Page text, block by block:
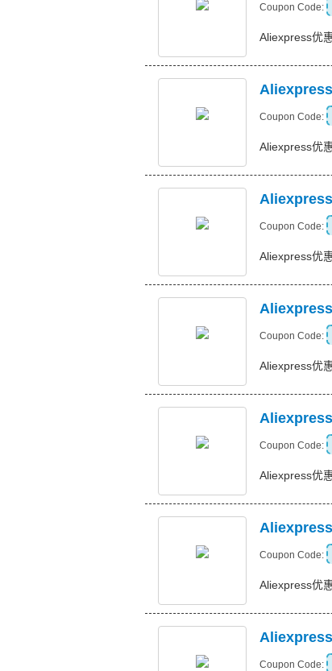
Coupon Code:
Aliexpress优
Aliexpress
Coupon Code:
Aliexpress优
Aliexpress
Coupon Code:
Aliexpress优
Aliexpress
Coupon Code:
Aliexpress优
Aliexpress
Coupon Code:
Aliexpress优
Coupon Code:
Aliexpress优
Aliexpress
Coupon Code: